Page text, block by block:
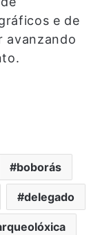
e de
avanzando
boborás
delegado